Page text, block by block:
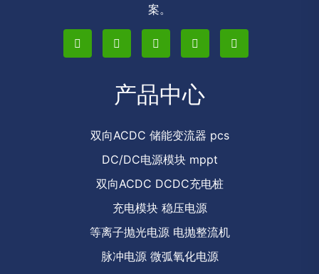
案。
产品中心
双向ACDC 储能变流器 pcs
DC/DC电源模块 mppt
双向ACDC DCDC充电桩
充电模块 稳压电源
等离子抛光电源 电抛整流机
脉冲电源 微弧氧化电源